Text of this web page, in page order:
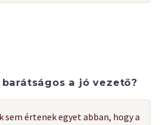
a jó vezető?
sem értenek egyet abban, hogy a